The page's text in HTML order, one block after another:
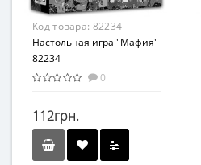
Код товара: 82234
Настольная игра "Мафия"
82234
0
112грн.